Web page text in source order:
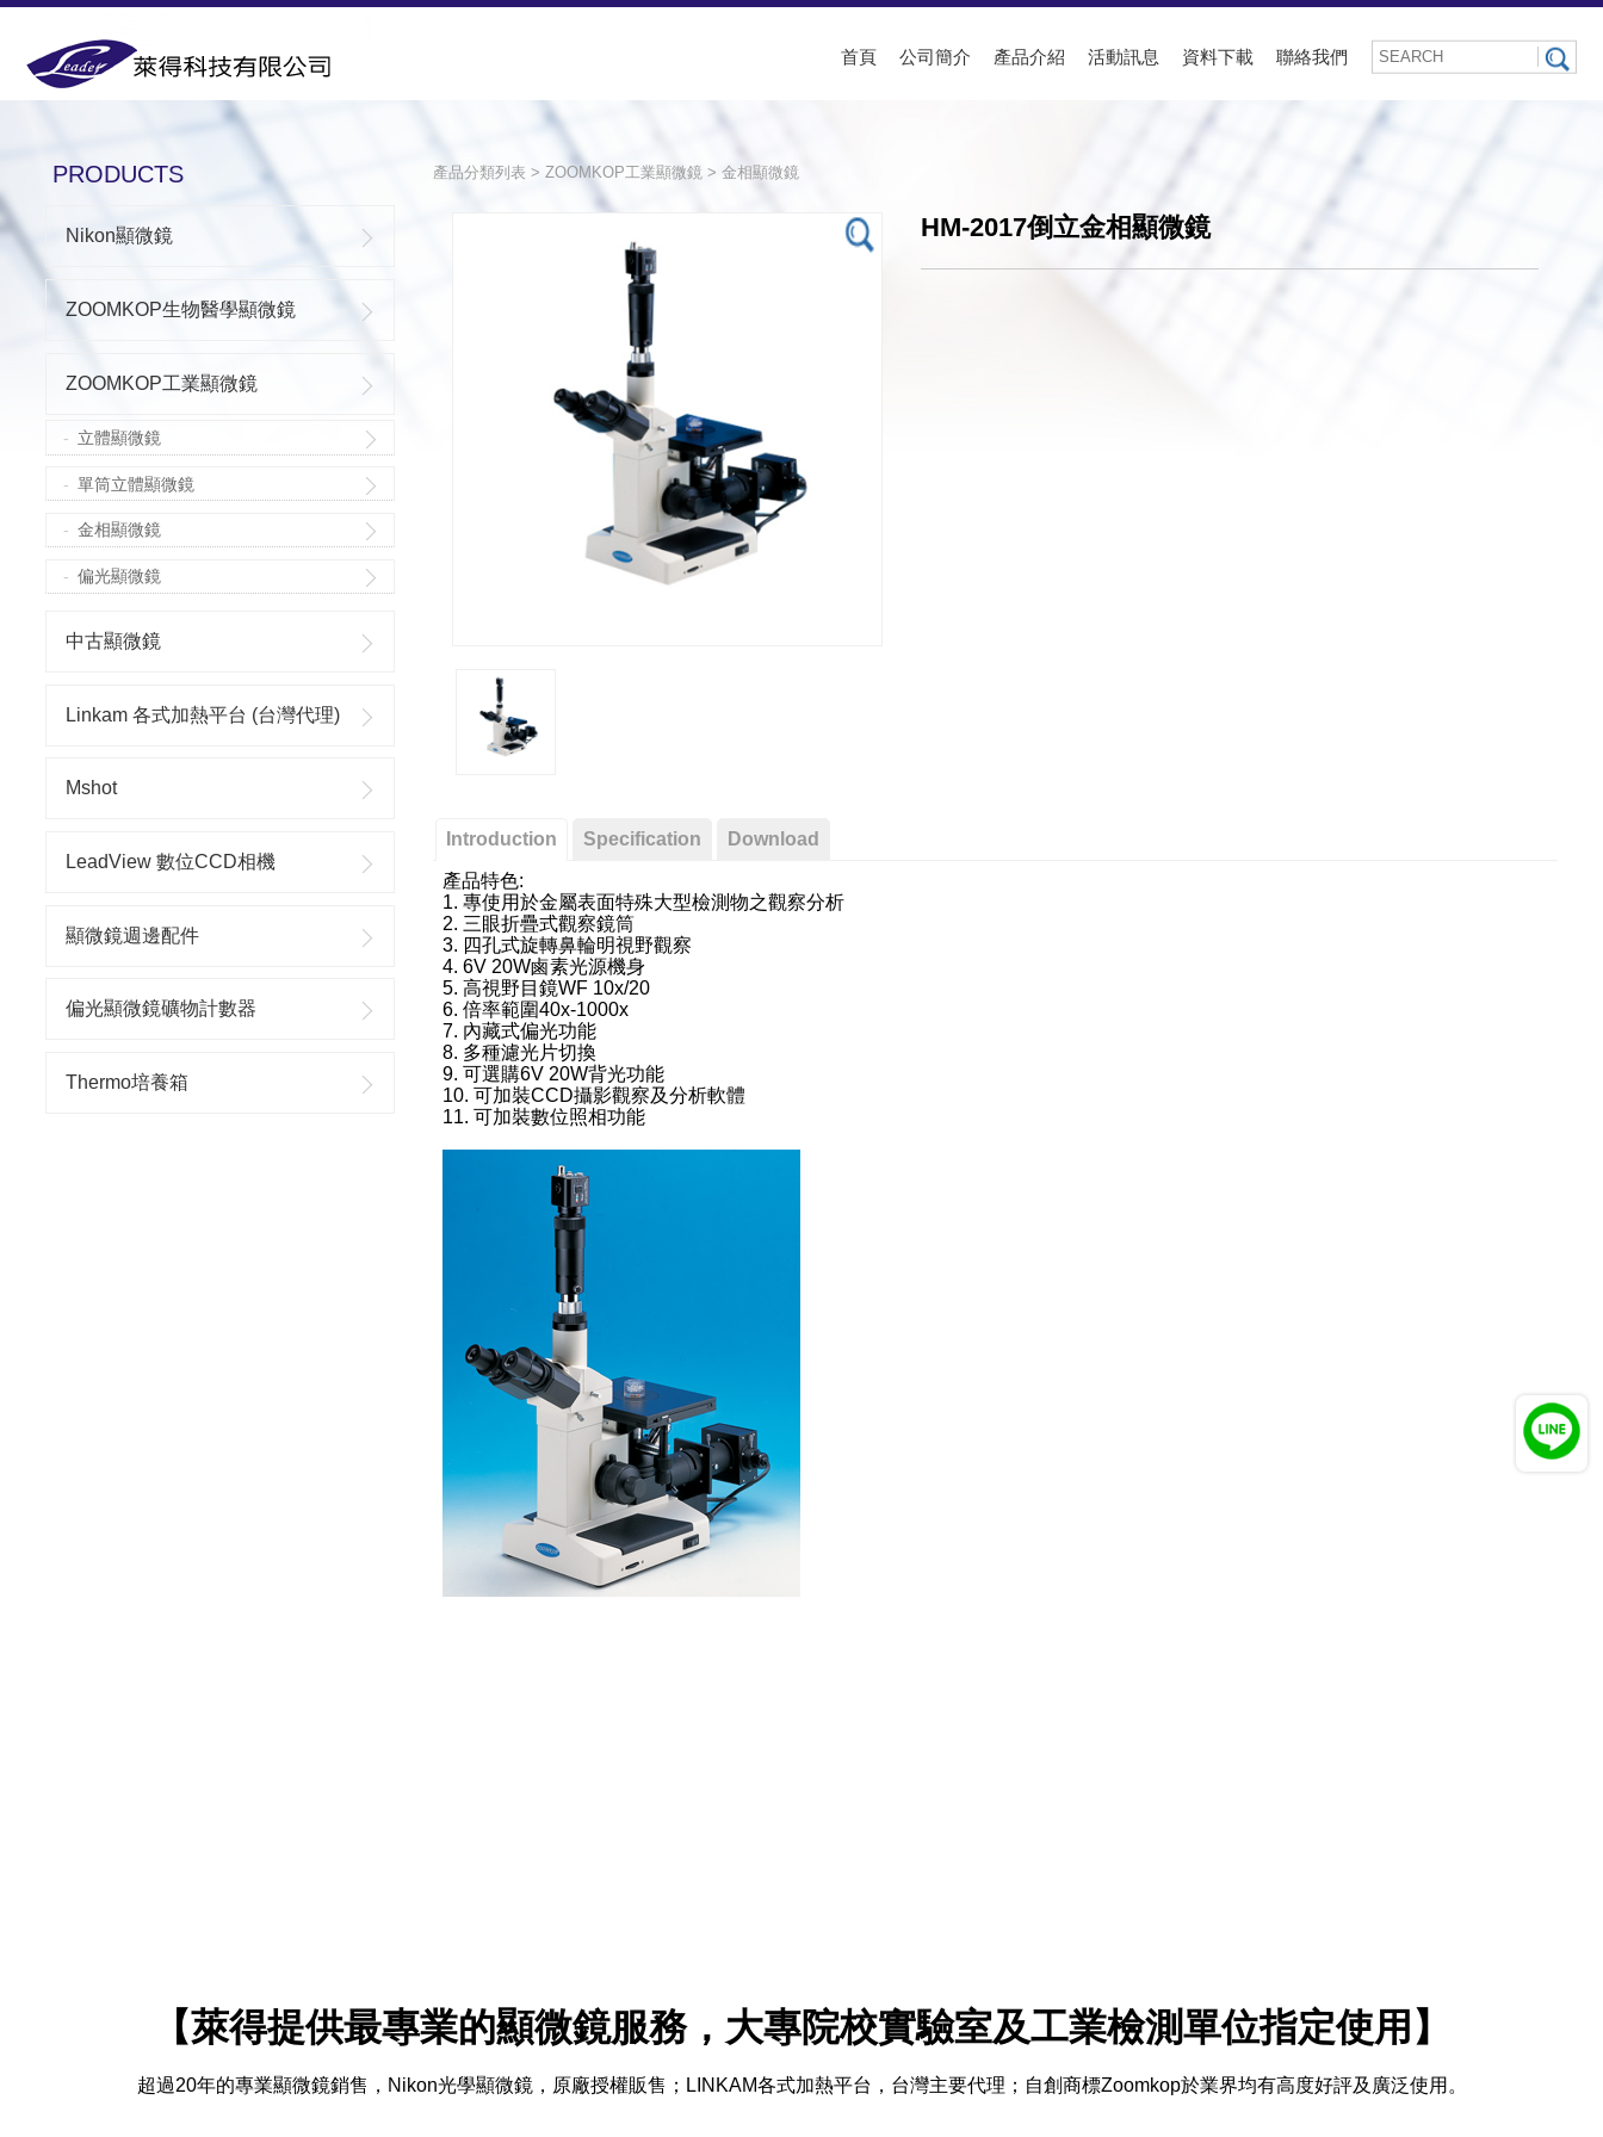
首頁 公司簡介 產品介紹 活動訊息 資料下載 聯絡我們
PRODUCTS
PRODUCTS
Nikon顯微鏡
ZOOMKOP生物醫學顯微鏡
ZOOMKOP工業顯微鏡
立體顯微鏡
單筒立體顯微鏡
金相顯微鏡
偏光顯微鏡
中古顯微鏡
Linkam 各式加熱平台 (台灣代理)
Mshot
LeadView 數位CCD相機
顯微鏡週邊配件
偏光顯微鏡礦物計數器
Thermo培養箱
產品分類列表 > ZOOMKOP工業顯微鏡 > 金相顯微鏡
HM-2017倒立金相顯微鏡
Introduction Specification Download
產品特色:
1. 專使用於金屬表面特殊大型檢測物之觀察分析
2. 三眼折疊式觀察鏡筒
3. 四孔式旋轉鼻輪明視野觀察
4. 6V 20W鹵素光源機身
5. 高視野目鏡WF 10x/20
6. 倍率範圍40x-1000x
7. 內藏式偏光功能
8. 多種濾光片切換
9. 可選購6V 20W背光功能
10. 可加裝CCD攝影觀察及分析軟體
11. 可加裝數位照相功能
【萊得提供最專業的顯微鏡服務，大專院校實驗室及工業檢測單位指定使用】
超過20年的專業顯微鏡銷售，Nikon光學顯微鏡，原廠授權販售；LINKAM各式加熱平台，台灣主要代理；自創商標Zoomkop於業界均有高度好評及廣泛使用。